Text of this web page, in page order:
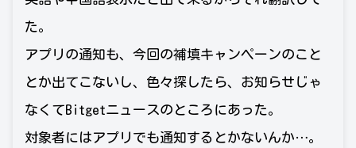
た。
アプリの通知も、今回の補填キャンペーンのこと
とか出てこないし、色々探したら、お知らせじゃ
なくてBitgetニュースのところにあった。
対象者にはアプリでも通知するとかないんか…。